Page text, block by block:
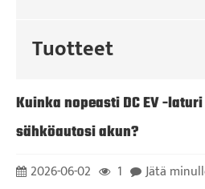
Tuotteet
Kuinka nopeasti DC EV -
sähköautosi akun?
2026-06-02 1
Jätä